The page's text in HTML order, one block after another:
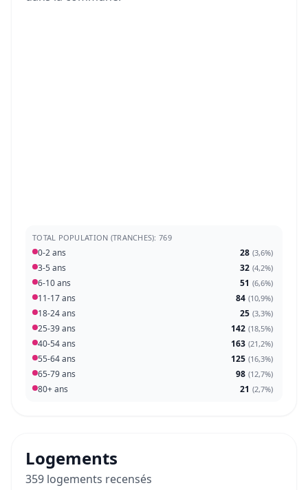
TOTAL POPULATION (TRANCHES): 769
0-2 ans 28 (3,6%)
3-5 ans 32 (4,2%)
6-10 ans 51 (6,6%)
11-17 ans 84 (10,9%)
18-24 ans 25 (3,3%)
25-39 ans 142 (18,5%)
40-54 ans 163 (21,2%)
55-64 ans 125 (16,3%)
65-79 ans 98 (12,7%)
80+ ans 21 (2,7%)
Logements
359 logements recensés